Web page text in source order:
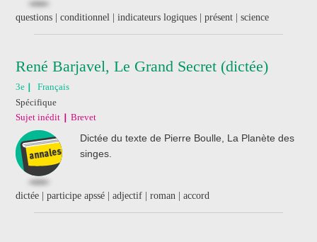
questions | conditionnel | indicateurs logiques | présent | science
René Barjavel, Le Grand Secret (dictée)
3e
Français
Spécifique
Sujet inédit
Brevet
Dictée du texte de Pierre Boulle, La Planète des
singes.
dictée | participe apssé | adjectif | roman | accord